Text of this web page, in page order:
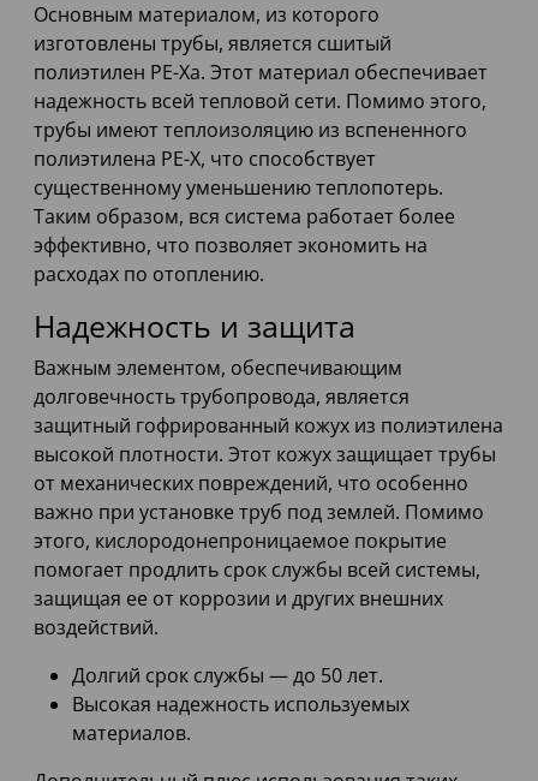
Основным материалом, из которого
изготовлены трубы, является сшитый
полиэтилен PE-Xa. Этот материал обеспечивает
надежность всей тепловой сети. Помимо этого,
трубы имеют теплоизоляцию из вспененного
полиэтилена PE-X, что способствует
существенному уменьшению теплопотерь.
Таким образом, вся система работает более
эффективно, что позволяет экономить на
расходах по отоплению.
Надежность и защита
Важным элементом, обеспечивающим
долговечность трубопровода, является
защитный гофрированный кожух из полиэтилена
высокой плотности. Этот кожух защищает трубы
от механических повреждений, что особенно
важно при установке труб под землей. Помимо
этого, кислородонепроницаемое покрытие
помогает продлить срок службы всей системы,
защищая ее от коррозии и других внешних
воздействий.
Долгий срок службы — до 50 лет.
Высокая надежность используемых
материалов.